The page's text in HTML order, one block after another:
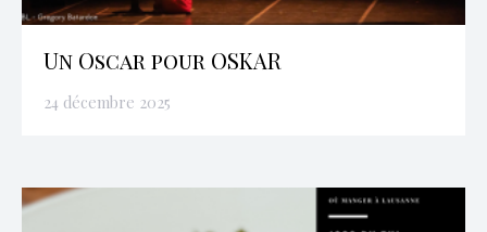
Un Oscar pour OSKAR
24 décembre 2025